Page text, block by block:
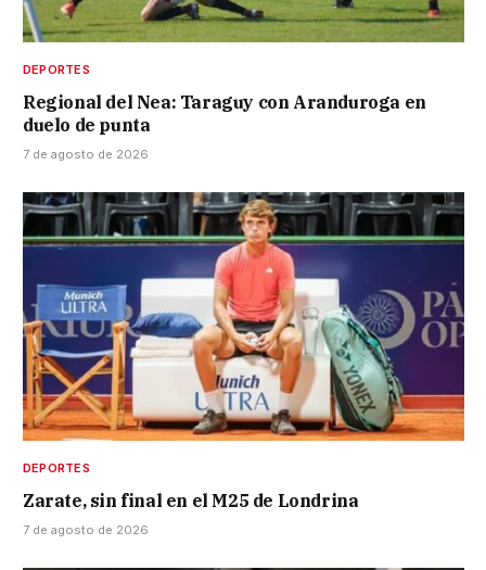
DEPORTES
Regional del Nea: Taraguy con Aranduroga en
duelo de punta
7 de agosto de 2026
DEPORTES
Zarate, sin final en el M25 de Londrina
7 de agosto de 2026